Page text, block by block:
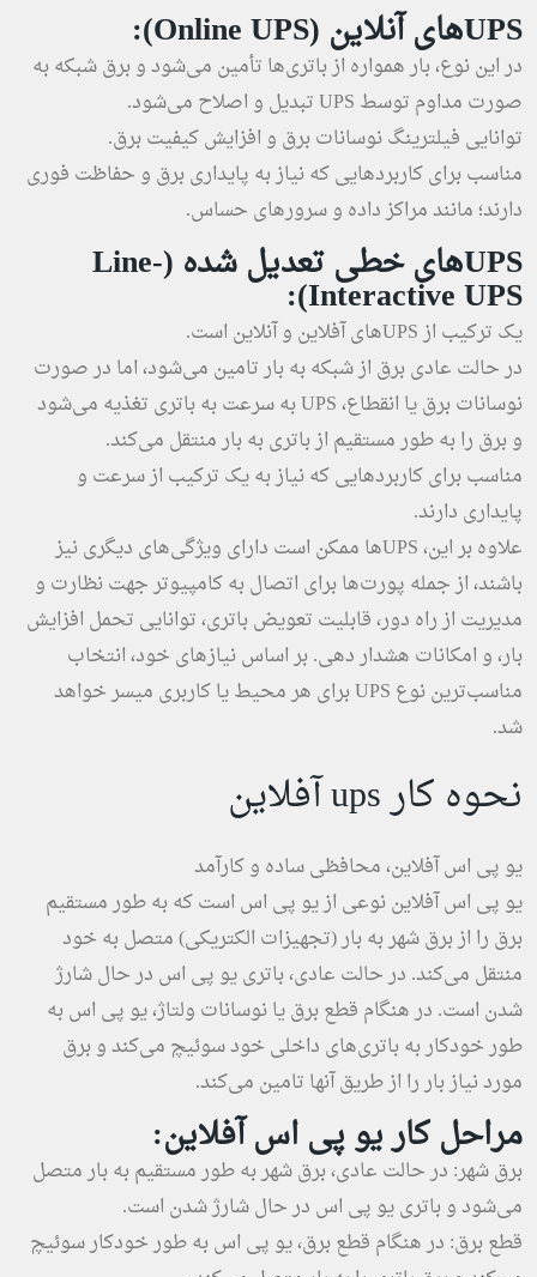
UPS‌های آنلاین (Online UPS):
در این نوع، بار همواره از باتری‌ها تأمین می‌شود و برق شبکه به
صورت مداوم توسط UPS تبدیل و اصلاح می‌شود.
توانایی فیلترینگ نوسانات برق و افزایش کیفیت برق.
مناسب برای کاربردهایی که نیاز به پایداری برق و حفاظت فوری
دارند؛ مانند مراکز داده و سرورهای حساس.
UPS‌های خطی تعدیل شده (Line-
Interactive UPS):
یک ترکیب از UPSهای آفلاین و آنلاین است.
در حالت عادی برق از شبکه به بار تامین می‌شود، اما در صورت
نوسانات برق یا انقطاع، UPS به سرعت به باتری تغذیه می‌شود
و برق را به طور مستقیم از باتری به بار منتقل می‌کند.
مناسب برای کاربردهایی که نیاز به یک ترکیب از سرعت و
پایداری دارند.
علاوه بر این، UPSها ممکن است دارای ویژگی‌های دیگری نیز
باشند، از جمله پورت‌ها برای اتصال به کامپیوتر جهت نظارت و
مدیریت از راه دور، قابلیت تعویض باتری، توانایی تحمل افزایش
بار، و امکانات هشدار دهی. بر اساس نیازهای خود، انتخاب
مناسب‌ترین نوع UPS برای هر محیط یا کاربری میسر خواهد
شد.
نحوه کار ups آفلاین
یو پی اس آفلاین، محافظی ساده و کارآمد
یو پی اس آفلاین نوعی از یو پی اس است که به طور مستقیم
برق را از برق شهر به بار (تجهیزات الکتریکی) متصل به خود
منتقل می‌کند. در حالت عادی، باتری یو پی اس در حال شارژ
شدن است. در هنگام قطع برق یا نوسانات ولتاژ، یو پی اس به
طور خودکار به باتری‌های داخلی خود سوئیچ می‌کند و برق
مورد نیاز بار را از طریق آنها تامین می‌کند.
مراحل کار یو پی اس آفلاین:
برق شهر: در حالت عادی، برق شهر به طور مستقیم به بار متصل
می‌شود و باتری یو پی اس در حال شارژ شدن است.
قطع برق: در هنگام قطع برق، یو پی اس به طور خودکار سوئیچ